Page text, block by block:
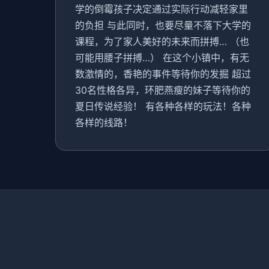
学的倒霉孩子决定通过实际行动减轻家里
的负担 与此同时，也要尽量不落下大学的
课程，为了家人美好的未来而拼搏… （也
可能用腰子拼搏…） 在这个小镇中，有无
数激情的，香艳的事件等待你的发掘 超过
30名性格各异，环肥燕瘦的妹子等待你的
夏日传说经验！ 有各种各样的玩法！各种
各样的线路！